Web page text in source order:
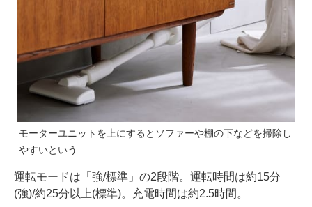
モーターユニットを上にするとソファーや棚の下などを掃除し
やすいという
運転モードは「強/標準」の2段階。運転時間は約15分
(強)/約25分以上(標準)。充電時間は約2.5時間。